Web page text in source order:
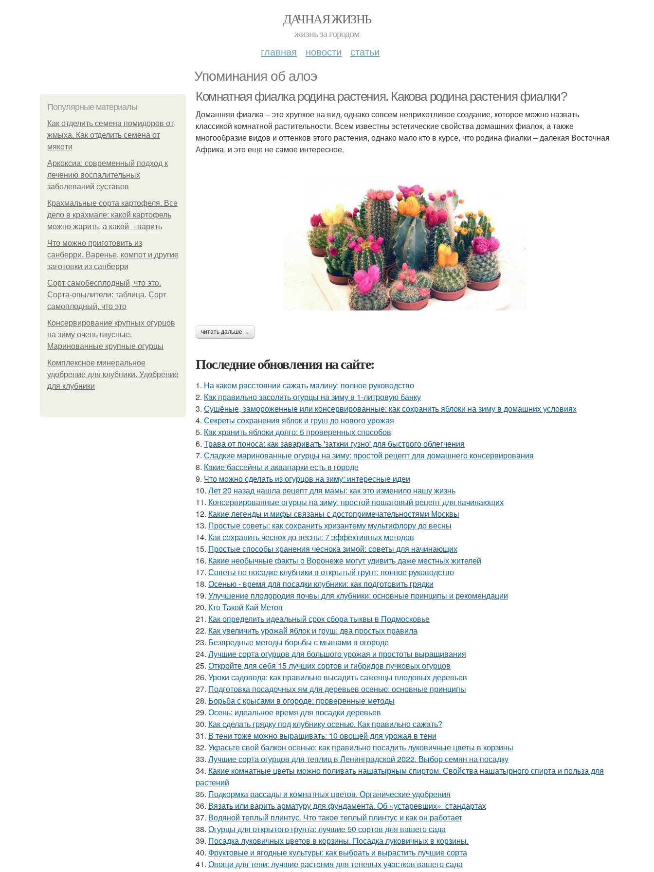
ДАЧНАЯ ЖИЗНЬ
жизнь за городом
главная новости статьи
Упоминания об алоэ
Популярные материалы
Как отделить семена помидоров от
жмыха. Как отделить семена от
мякоти
Аркоксиа: современный подход к
лечению воспалительных
заболеваний суставов
Крахмальные сорта картофеля. Все
дело в крахмале: какой картофель
можно жарить, а какой – варить
Что можно приготовить из
санберри. Варенье, компот и другие
заготовки из санберри
Сорт самобесплодный, что это.
Сорта-опылители: таблица. Сорт
самоплодный, что это
Консервирование крупных огурцов
на зиму очень вкусные.
Маринованные крупные огурцы
Комплексное минеральное
удобрение для клубники. Удобрение
для клубники
Комнатная фиалка родина растения. Какова родина растения фиалки?
Домашняя фиалка – это хрупкое на вид, однако совсем неприхотливое создание, которое можно назвать
классикой комнатной растительности. Всем известны эстетические свойства домашних фиалок, а также
многообразие видов и оттенков этого растения, однако мало кто в курсе, что родина фиалки – далекая Восточная
Африка, и это еще не самое интересное.
читать дальше →
Последние обновления на сайте:
1. На каком расстоянии сажать малину: полное руководство
2. Как правильно засолить огурцы на зиму в 1-литровую банку
3. Сушёные, замороженные или консервированные: как сохранить яблоки на зиму в домашних условиях
4. Секреты сохранения яблок и груш до нового урожая
5. Как хранить яблоки долго: 5 проверенных способов
6. Трава от поноса: как заваривать 'заткни гузно' для быстрого облегчения
7. Сладкие маринованные огурцы на зиму: простой рецепт для домашнего консервирования
8. Какие бассейны и аквапарки есть в городе
9. Что можно сделать из огурцов на зиму: интересные идеи
10. Лет 20 назад нашла рецепт для мамы: как это изменило нашу жизнь
11. Консервированные огурцы на зиму: простой пошаговый рецепт для начинающих
12. Какие легенды и мифы связаны с достопримечательностями Москвы
13. Простые советы: как сохранить хризантему мультифлору до весны
14. Как сохранить чеснок до весны: 7 эффективных методов
15. Простые способы хранения чеснока зимой: советы для начинающих
16. Какие необычные факты о Воронеже могут удивить даже местных жителей
17. Советы по посадке клубники в открытый грунт: полное руководство
18. Осенью - время для посадки клубники: как подготовить грядки
19. Улучшение плодородия почвы для клубники: основные принципы и рекомендации
20. Кто Такой Кай Метов
21. Как определить идеальный срок сбора тыквы в Подмосковье
22. Как увеличить урожай яблок и груш: два простых правила
23. Безвредные методы борьбы с мышами в огороде
24. Лучшие сорта огурцов для большого урожая и простоты выращивания
25. Откройте для себя 15 лучших сортов и гибридов пучковых огурцов
26. Уроки садовода: как правильно высадить саженцы плодовых деревьев
27. Подготовка посадочных ям для деревьев осенью: основные принципы
28. Борьба с крысами в огороде: проверенные методы
29. Осень: идеальное время для посадки деревьев
30. Как сделать грядку под клубнику осенью. Как правильно сажать?
31. В тени тоже можно выращивать: 10 овощей для урожая в тени
32. Украсьте свой балкон осенью: как правильно посадить луковичные цветы в корзины
33. Лучшие сорта огурцов для теплиц в Ленинградской 2022. Выбор семян на посадку
34. Какие комнатные цветы можно поливать нашатырным спиртом. Свойства нашатырного спирта и польза для
растений
35. Подкормка рассады и комнатных цветов. Органические удобрения
36. Вязать или варить арматуру для фундамента. Об «устаревших» стандартах
37. Водяной теплый плинтус. Что такое теплый плинтус и как он работает
38. Огурцы для открытого грунта: лучшие 50 сортов для вашего сада
39. Посадка луковичных цветов в корзины. Посадка луковичных в корзины.
40. Фруктовые и ягодные культуры: как выбрать и вырастить лучшие сорта
41. Овощи для тени: лучшие растения для теневых участков вашего сада